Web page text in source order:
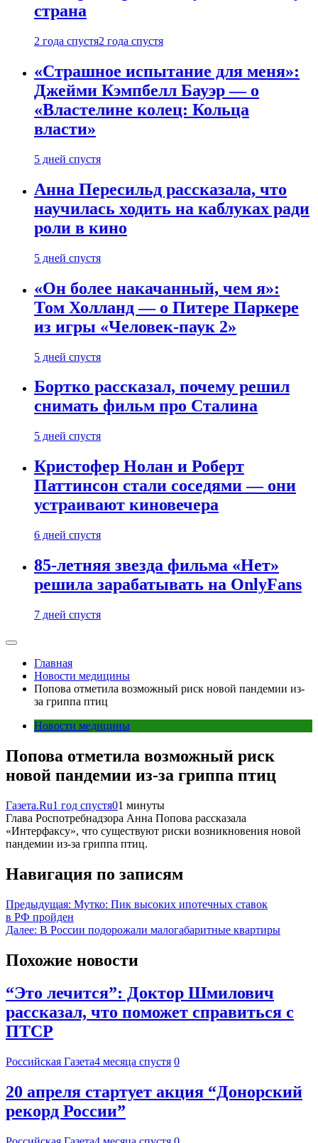
страна
2 года спустя2 года спустя
«Страшное испытание для меня»:
Джейми Кэмпбелл Бауэр — о
«Властелине колец: Кольца
власти»
5 дней спустя
Анна Пересильд рассказала, что
научилась ходить на каблуках ради
роли в кино
5 дней спустя
«Он более накачанный, чем я»:
Том Холланд — о Питере Паркере
из игры «Человек-паук 2»
5 дней спустя
Бортко рассказал, почему решил
снимать фильм про Сталина
5 дней спустя
Кристофер Нолан и Роберт
Паттинсон стали соседями — они
устраивают киновечера
6 дней спустя
85-летняя звезда фильма «Нет»
решила зарабатывать на OnlyFans
7 дней спустя
Главная
Новости медицины
Попова отметила возможный риск новой пандемии из-
за гриппа птиц
Новости медицины
Попова отметила возможный риск
новой пандемии из-за гриппа птиц
Газета.Ru1 год спустя01 минуты
Глава Роспотребнадзора Анна Попова рассказала
«Интерфаксу», что существуют риски возникновения новой
пандемии из-за гриппа птиц.
Навигация по записям
Предыдущая: Мутко: Пик высоких ипотечных ставок
в РФ пройден
Далее: В России подорожали малогабаритные квартиры
Похожие новости
“Это лечится”: Доктор Шмилович
рассказал, что поможет справиться с
ПТСР
Российская Газета4 месяца спустя 0
20 апреля стартует акция “Донорский
рекорд России”